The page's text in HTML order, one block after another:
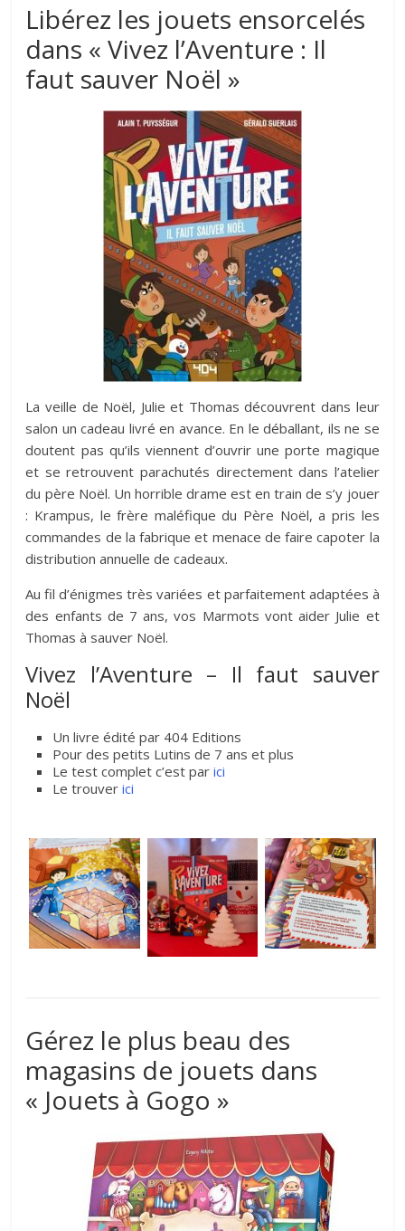
Libérez les jouets ensorcelés
dans « Vivez l’Aventure : Il
faut sauver Noël »
La veille de Noël, Julie et Thomas découvrent dans leur
salon un cadeau livré en avance. En le déballant, ils ne se
doutent pas qu’ils viennent d’ouvrir une porte magique
et se retrouvent parachutés directement dans l’atelier
du père Noël. Un horrible drame est en train de s’y jouer
: Krampus, le frère maléfique du Père Noël, a pris les
commandes de la fabrique et menace de faire capoter la
distribution annuelle de cadeaux.
Au fil d’énigmes très variées et parfaitement adaptées à
des enfants de 7 ans, vos Marmots vont aider Julie et
Thomas à sauver Noël.
Vivez l’Aventure – Il faut sauver
Noël
Un livre édité par 404 Editions
Pour des petits Lutins de 7 ans et plus
Le test complet c’est parici
Le trouverici
Gérez le plus beau des
magasins de jouets dans
« Jouets à Gogo »